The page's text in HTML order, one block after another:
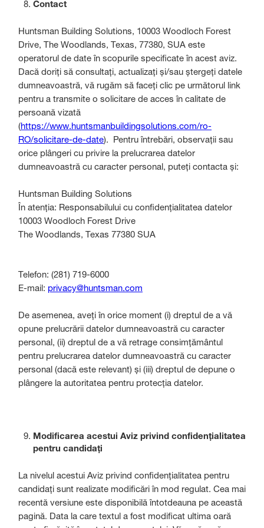
Contact
Huntsman Building Solutions, 10003 Woodloch Forest
Drive, The Woodlands, Texas, 77380, SUA este
operatorul de date în scopurile specificate în acest aviz.
Dacă doriți să consultați, actualizați și/sau ștergeți datele
dumneavoastră, vă rugăm să faceți clic pe următorul link
pentru a transmite o solicitare de acces în calitate de
persoană vizată
(https://www.huntsmanbuildingsolutions.com/ro-
RO/solicitare-de-date). Pentru întrebări, observații sau
orice plângeri cu privire la prelucrarea datelor
dumneavoastră cu caracter personal, puteți contacta și:
Huntsman Building Solutions
În atenția: Responsabilului cu confidențialitatea datelor
10003 Woodloch Forest Drive
The Woodlands, Texas 77380 SUA
Telefon: (281) 719-6000
E-mail: privacy@huntsman.com
De asemenea, aveți în orice moment (i) dreptul de a vă
opune prelucrării datelor dumneavoastră cu caracter
personal, (ii) dreptul de a vă retrage consimțământul
pentru prelucrarea datelor dumneavoastră cu caracter
personal (dacă este relevant) și (iii) dreptul de depune o
plângere la autoritatea pentru protecția datelor.
Modificarea acestui Aviz privind confidențialitatea
pentru candidați
La nivelul acestui Aviz privind confidențialitatea pentru
candidați sunt realizate modificări în mod regulat. Cea mai
recentă versiune este disponibilă întotdeauna pe această
pagină. Data la care textul a fost modificat ultima oară